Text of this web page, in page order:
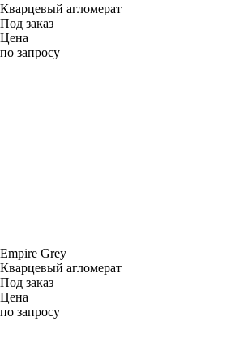
Кварцевый агломерат
Под заказ
Цена
по запросу
Empire Grey
Кварцевый агломерат
Под заказ
Цена
по запросу